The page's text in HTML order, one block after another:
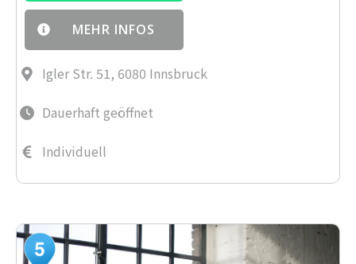
MEHR INFOS
Igler Str. 51, 6080 Innsbruck
Dauerhaft geöffnet
Individuell